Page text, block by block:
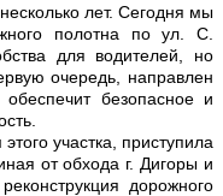
лет. Сегодня мы
полотна по ул. С.
для водителей, но
очередь, направлен
безопасное и
участка, приступила
от обхода г. Дигоры и
дорожного